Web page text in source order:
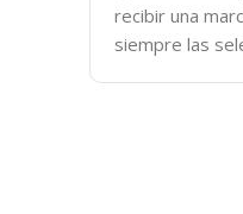
recibir una
siempre las